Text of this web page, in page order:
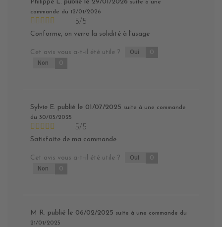
Philippe L. publié le 29/01/2026 suite à une
commande du 12/01/2026
5/5
Conforme, on verra la solidité à l’usage
Cet avis vous a-t-il été utile ? Oui 0
Non 0
Sylvie E. publié le 01/07/2025 suite à une commande
du 30/05/2025
5/5
Satisfaite de ma commande
Cet avis vous a-t-il été utile ? Oui 0
Non 0
M R. publié le 06/02/2025 suite à une commande du
21/01/2025